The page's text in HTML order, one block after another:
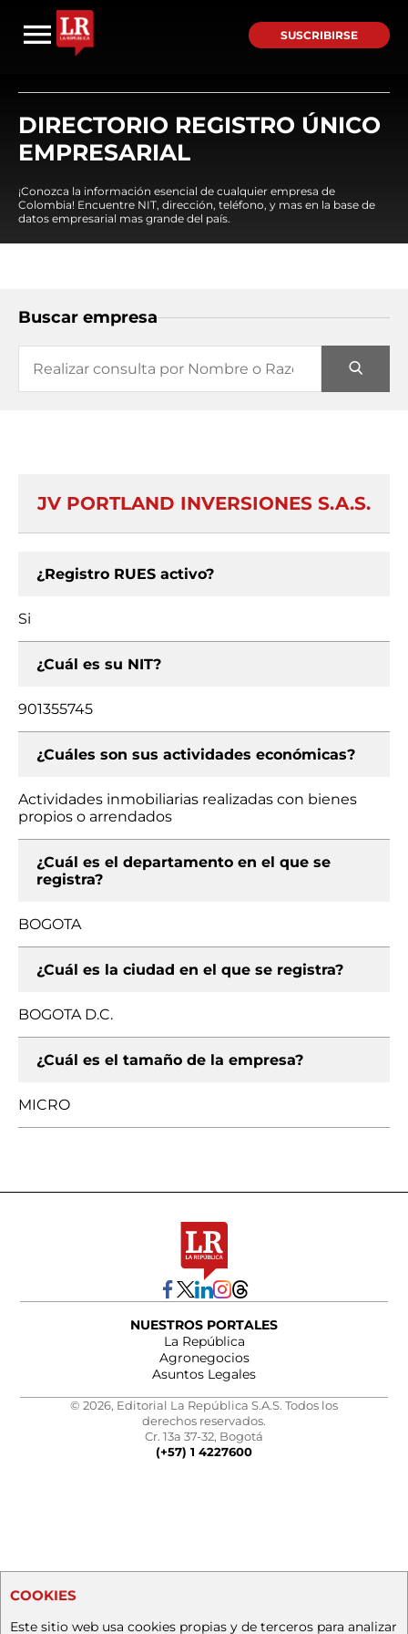
SUSCRIBIRSE
DIRECTORIO REGISTRO ÚNICO
EMPRESARIAL
¡Conozca la información esencial de cualquier empresa de
Colombia! Encuentre NIT, dirección, teléfono, y mas en la base de
datos empresarial mas grande del país.
Buscar empresa
JV PORTLAND INVERSIONES S.A.S.
¿Registro RUES activo?
Si
¿Cuál es su NIT?
901355745
¿Cuáles son sus actividades económicas?
Actividades inmobiliarias realizadas con bienes
propios o arrendados
¿Cuál es el departamento en el que se
registra?
BOGOTA
¿Cuál es la ciudad en el que se registra?
BOGOTA D.C.
¿Cuál es el tamaño de la empresa?
MICRO
NUESTROS PORTALES
La República
Agronegocios
Asuntos Legales
© 2026, Editorial La República S.A.S. Todos los
derechos reservados.
Cr. 13a 37-32, Bogotá
(+57) 1 4227600
COOKIES
Este sitio web usa cookies propias y de terceros para analizar